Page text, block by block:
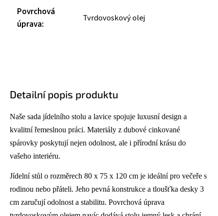
Povrchová
úprava:
Tvrdovoskový olej
Detailní popis produktu
Naše sada jídelního stolu a lavice spojuje luxusní design a
kvalitní řemeslnou práci. Materiály z dubové cinkované
spárovky poskytují nejen odolnost, ale i přírodní krásu do
vašeho interiéru.
Jídelní stůl o rozměrech 80 x 75 x 120 cm je ideální pro večeře s
rodinou nebo přáteli. Jeho pevná konstrukce a tloušťka desky 3
cm zaručují odolnost a stabilitu. Povrchová úprava